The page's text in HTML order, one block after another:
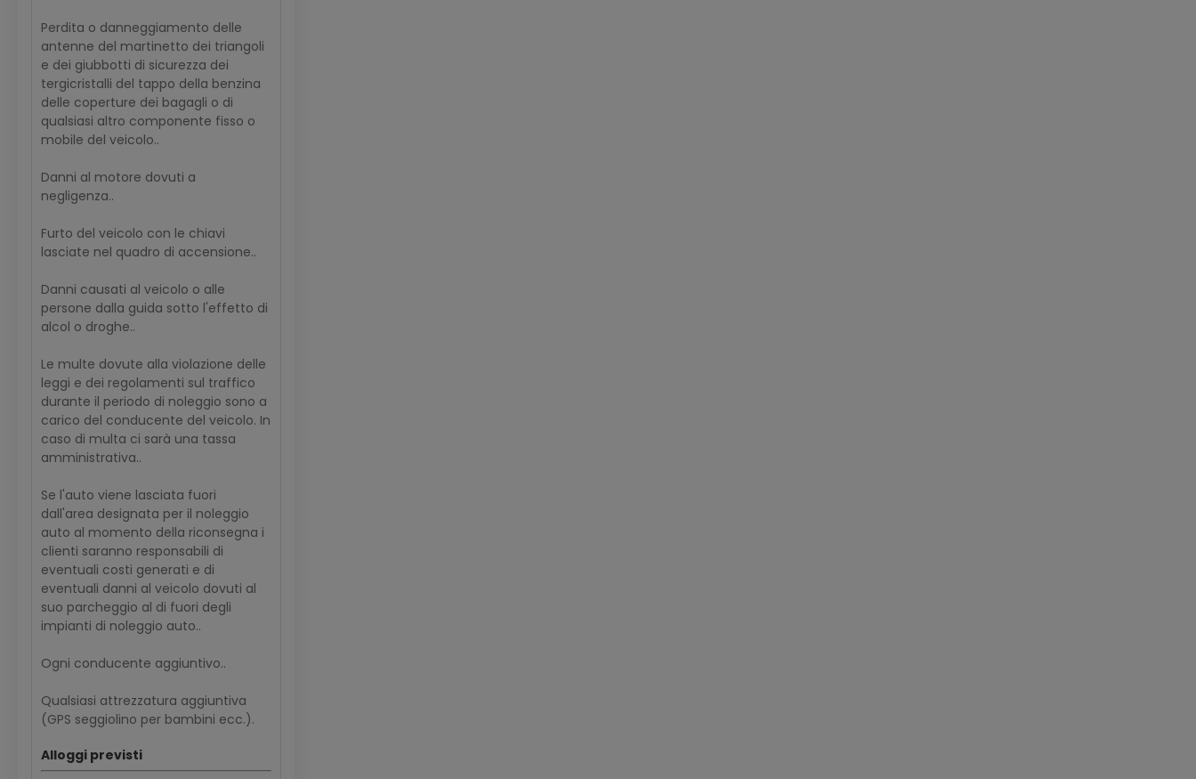
Perdita o danneggiamento delle
antenne del martinetto dei triangoli
e dei giubbotti di sicurezza dei
tergicristalli del tappo della benzina
delle coperture dei bagagli o di
qualsiasi altro componente fisso o
mobile del veicolo..
Danni al motore dovuti a
negligenza..
Furto del veicolo con le chiavi
lasciate nel quadro di accensione..
Danni causati al veicolo o alle
persone dalla guida sotto l'effetto di
alcol o droghe..
Le multe dovute alla violazione delle
leggi e dei regolamenti sul traffico
durante il periodo di noleggio sono a
carico del conducente del veicolo. In
caso di multa ci sarà una tassa
amministrativa..
Se l'auto viene lasciata fuori
dall'area designata per il noleggio
auto al momento della riconsegna i
clienti saranno responsabili di
eventuali costi generati e di
eventuali danni al veicolo dovuti al
suo parcheggio al di fuori degli
impianti di noleggio auto..
Ogni conducente aggiuntivo..
Qualsiasi attrezzatura aggiuntiva
(GPS seggiolino per bambini ecc.).
Alloggi previsti